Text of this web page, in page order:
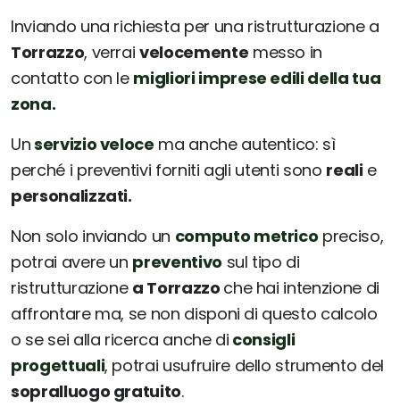
Inviando una richiesta per una ristrutturazione a
Torrazzo, verraivelocemente messo in
contatto con le migliori imprese edili della tua
zona.
Unservizio veloce ma anche autentico: sì
perché i preventivi forniti agli utenti sono realie
personalizzati.
Non solo inviando un computo metrico preciso,
potrai avere un preventivo sul tipo di
ristrutturazione a Torrazzo che hai intenzione di
affrontare ma, se non disponi di questo calcolo
o se sei alla ricerca anche di consigli
progettuali, potrai usufruire dello strumento del
sopralluogo gratuito.